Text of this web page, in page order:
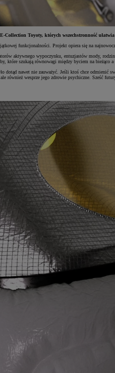
Collection Toyoty, których wszechstronność
funkcjonalności. Projekt opiera się na
aktywnego wypoczynku, entuzjastów mody,
szukają równowagi między byciem na bieżąco a
nawet nie zauważyć. Jeśli ktoś chce
wesprze jego zdrowie psychiczne. Sześć